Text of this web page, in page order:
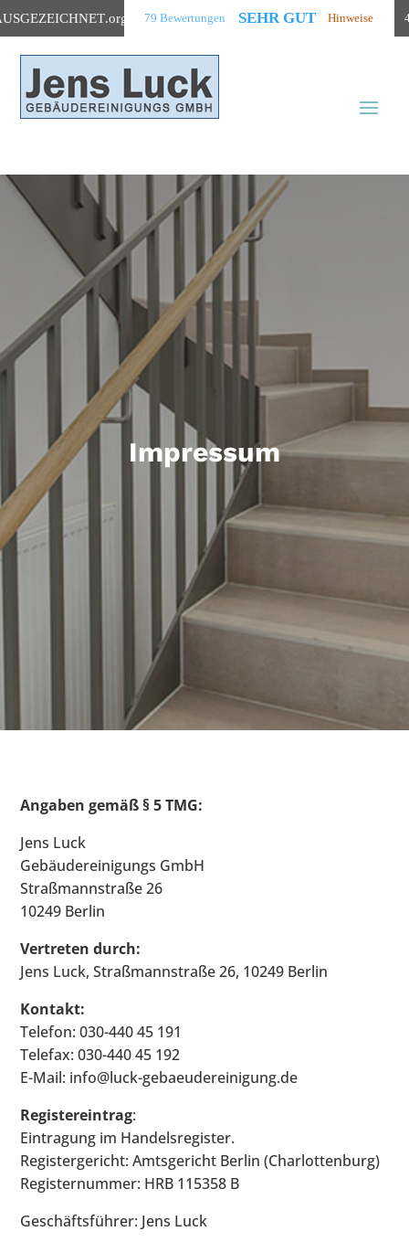
.org 79 Bewertungen SEHR GUT Hinweise
Impressum
Angaben gemäß § 5 TMG:
Jens Luck
Gebäudereinigungs GmbH
Straßmannstraße 26
10249 Berlin
Vertreten durch:
Jens Luck, Straßmannstraße 26, 10249 Berlin
Kontakt:
Telefon: 030-440 45 191
Telefax: 030-440 45 192
E-Mail: info@luck-gebaeudereinigung.de
Registereintrag:
Eintragung im Handelsregister.
Registergericht: Amtsgericht Berlin (Charlottenburg)
Registernummer: HRB 115358 B
Geschäftsführer: Jens Luck